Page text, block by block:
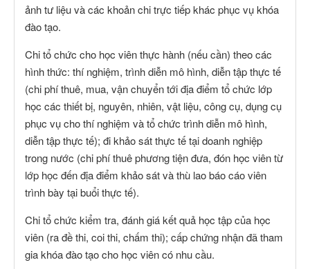
ảnh tư liệu và các khoản chi trực tiếp khác phục vụ khóa
đào tạo.
Chi tổ chức cho học viên thực hành (nếu cần) theo các
hình thức: thí nghiệm, trình diễn mô hình, diễn tập thực tế
(chi phí thuê, mua, vận chuyển tới địa điểm tổ chức lớp
học các thiết bị, nguyên, nhiên, vật liệu, công cụ, dụng cụ
phục vụ cho thí nghiệm và tổ chức trình diễn mô hình,
diễn tập thực tế); đi khảo sát thực tế tại doanh nghiệp
trong nước (chi phí thuê phương tiện đưa, đón học viên từ
lớp học đến địa điểm khảo sát và thù lao báo cáo viên
trình bày tại buổi thực tế).
Chi tổ chức kiểm tra, đánh giá kết quả học tập của học
viên (ra đề thi, coi thi, chấm thi); cấp chứng nhận đã tham
gia khóa đào tạo cho học viên có nhu cầu.